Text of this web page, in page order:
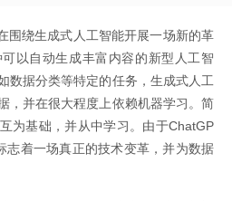
围绕生成式人工智能开展一场新的革
以自动生成丰富内容的新型人工智
数据分类等特定的任务，生成式人工
，并在很大程度上依赖机器学习。简
为基础，并从中学习。由于ChatGP
志着一场真正的技术变革，并为数据